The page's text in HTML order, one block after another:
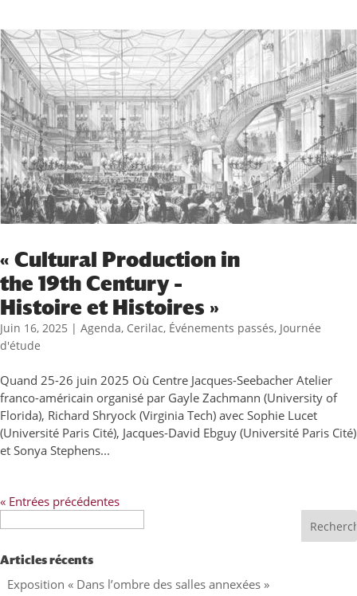
« Cultural Production in
the 19th Century –
Histoire et Histoires »
Juin 16, 2025 | Agenda, Cerilac, Événements passés, Journée
d'étude
Quand 25-26 juin 2025 Où Centre Jacques-Seebacher Atelier
franco-américain organisé par Gayle Zachmann (University of
Florida), Richard Shryock (Virginia Tech) avec Sophie Lucet
(Université Paris Cité), Jacques-David Ebguy (Université Paris Cité)
et Sonya Stephens...
« Entrées précédentes
Articles récents
Exposition « Dans l’ombre des salles annexées »